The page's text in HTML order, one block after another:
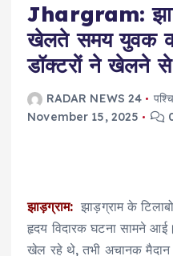
Jhargram:
खेलते समय युवक
डॉक्टरों ने खेलने से
RADAR NEWS 24
November 15, 2025
झाड़ग्राम: झाड़ग्राम के
हृदय विदारक घटना सामने
खेल रहे थे, तभी अचानक मैदान